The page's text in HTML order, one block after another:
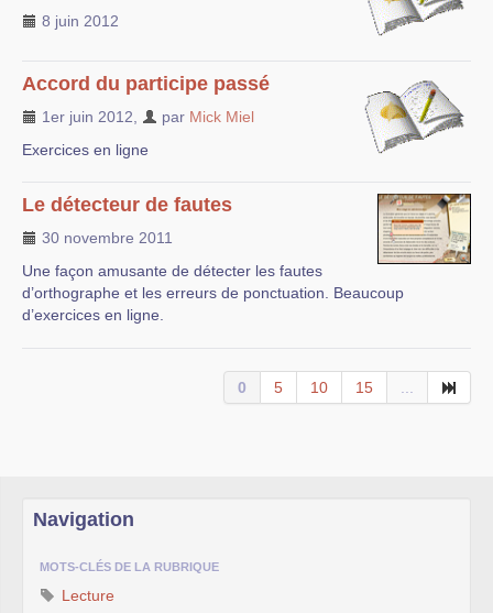
8 juin 2012
Accord du participe passé
1er juin 2012 par Mick Miel
Exercices en ligne
Le détecteur de fautes
30 novembre 2011
Une façon amusante de détecter les fautes
d’orthographe et les erreurs de ponctuation. Beaucoup
d’exercices en ligne.
0 5 10 15
Navigation
MOTS-CLÉS DE LA RUBRIQUE
Lecture